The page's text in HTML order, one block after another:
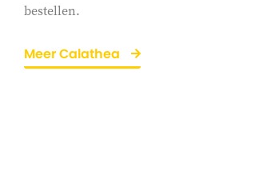
bestellen.
Meer Calathea